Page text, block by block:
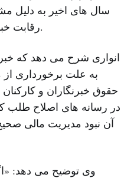
سال های اخیر به دلیل
رقابت خبرگزاری ها حذف شده است.
انواری شرح می دهد که
به علت برخورداری از
حقوق خبرنگاران و
در رسانه های اصلاح طلب
آن نبود مدیریت مالی
وی توضیح می دهد: